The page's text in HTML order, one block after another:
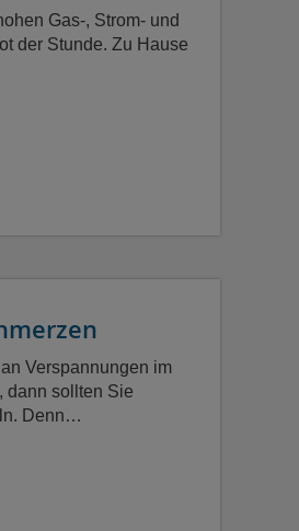
Gas-, Strom- und
der Stunde. Zu Hause
Verspannungen im
dann sollten Sie
Denn…